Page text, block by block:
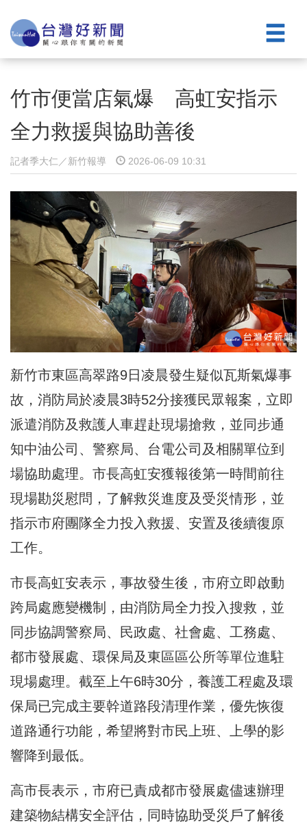
竹市便當店氣爆 高虹安指示
全力救援與協助善後
記者季大仁／新竹報導 2026-06-09 10:31
新竹市東區高翠路9日凌晨發生疑似瓦斯氣爆事
故，消防局於凌晨3時52分接獲民眾報案，立即
派遣消防及救護人車趕赴現場搶救，並同步通
知中油公司、警察局、台電公司及相關單位到
場協助處理。市長高虹安獲報後第一時間前往
現場勘災慰問，了解救災進度及受災情形，並
指示市府團隊全力投入救援、安置及後續復原
工作。
市長高虹安表示，事故發生後，市府立即啟動
跨局處應變機制，由消防局全力投入搜救，並
同步協調警察局、民政處、社會處、工務處、
都市發展處、環保局及東區區公所等單位進駐
現場處理。截至上午6時30分，養護工程處及環
保局已完成主要幹道路段清理作業，優先恢復
道路通行功能，希望將對市民上班、上學的影
響降到最低。
高市長表示，市府已責成都市發展處儘速辦理
建築物結構安全評估，同時協助受災戶了解後